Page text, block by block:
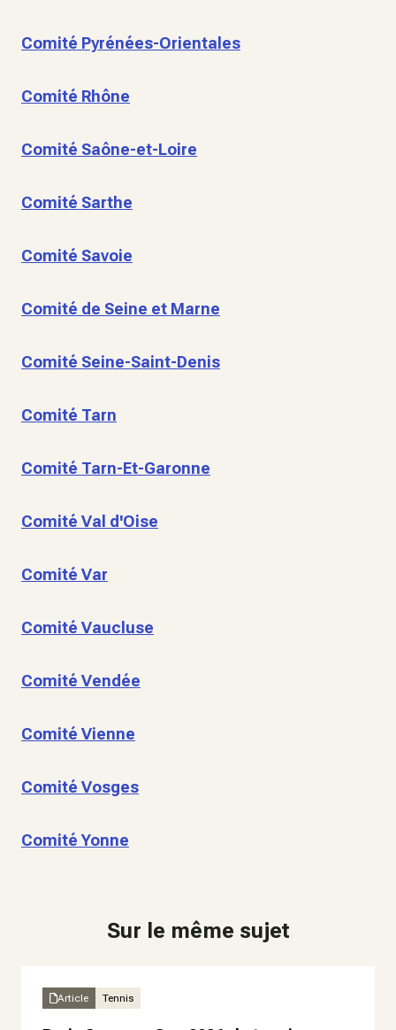
Comité Pyrénées-Orientales
Comité Rhône
Comité Saône-et-Loire
Comité Sarthe
Comité Savoie
Comité de Seine et Marne
Comité Seine-Saint-Denis
Comité Tarn
Comité Tarn-Et-Garonne
Comité Val d'Oise
Comité Var
Comité Vaucluse
Comité Vendée
Comité Vienne
Comité Vosges
Comité Yonne
Sur le même sujet
Article Tennis